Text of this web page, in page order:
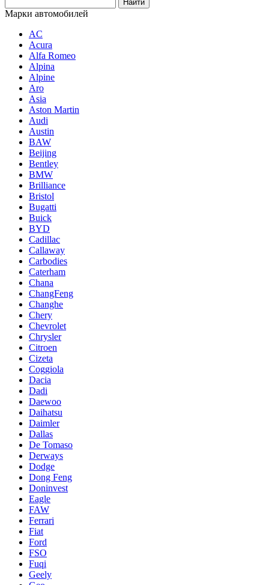
Марки автомобилей
AC
Acura
Alfa Romeo
Alpina
Alpine
Aro
Asia
Aston Martin
Audi
Austin
BAW
Beijing
Bentley
BMW
Brilliance
Bristol
Bugatti
Buick
BYD
Cadillac
Callaway
Carbodies
Caterham
Chana
ChangFeng
Changhe
Chery
Chevrolet
Chrysler
Citroen
Cizeta
Coggiola
Dacia
Dadi
Daewoo
Daihatsu
Daimler
Dallas
De Tomaso
Derways
Dodge
Dong Feng
Doninvest
Eagle
FAW
Ferrari
Fiat
Ford
FSO
Fuqi
Geely